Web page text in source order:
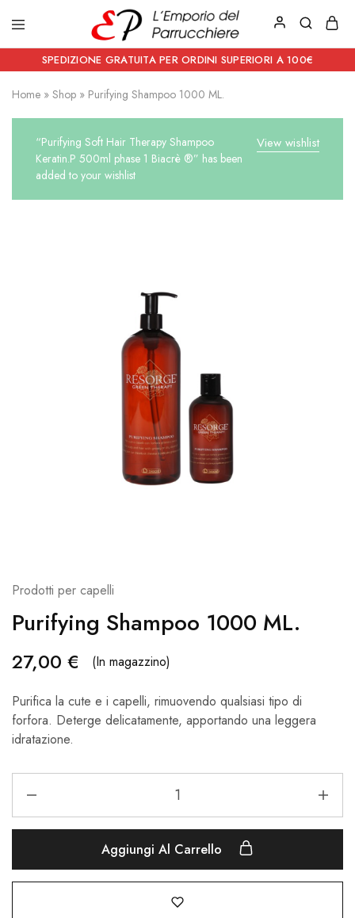
Emporio
del
Parrucchiere
Prodotti
estetici
e
Articoli
per
SPEDIZIONE GRATUITA PER ORDINI SUPERIORI A 100€
Home » Shop » Purifying Shampoo 1000 ML.
View wishlist
“Purifying Soft Hair Therapy Shampoo
Keratin.P 500ml phase 1 Biacrè ®” has been
added to your wishlist
Prodotti per capelli
Purifying Shampoo 1000 ML.
27,00 € (In magazzino)
Purifica la cute e i capelli, rimuovendo qualsiasi tipo di
forfora. Deterge delicatamente, apportando una leggera
idratazione.
Aggiungi Al Carrello